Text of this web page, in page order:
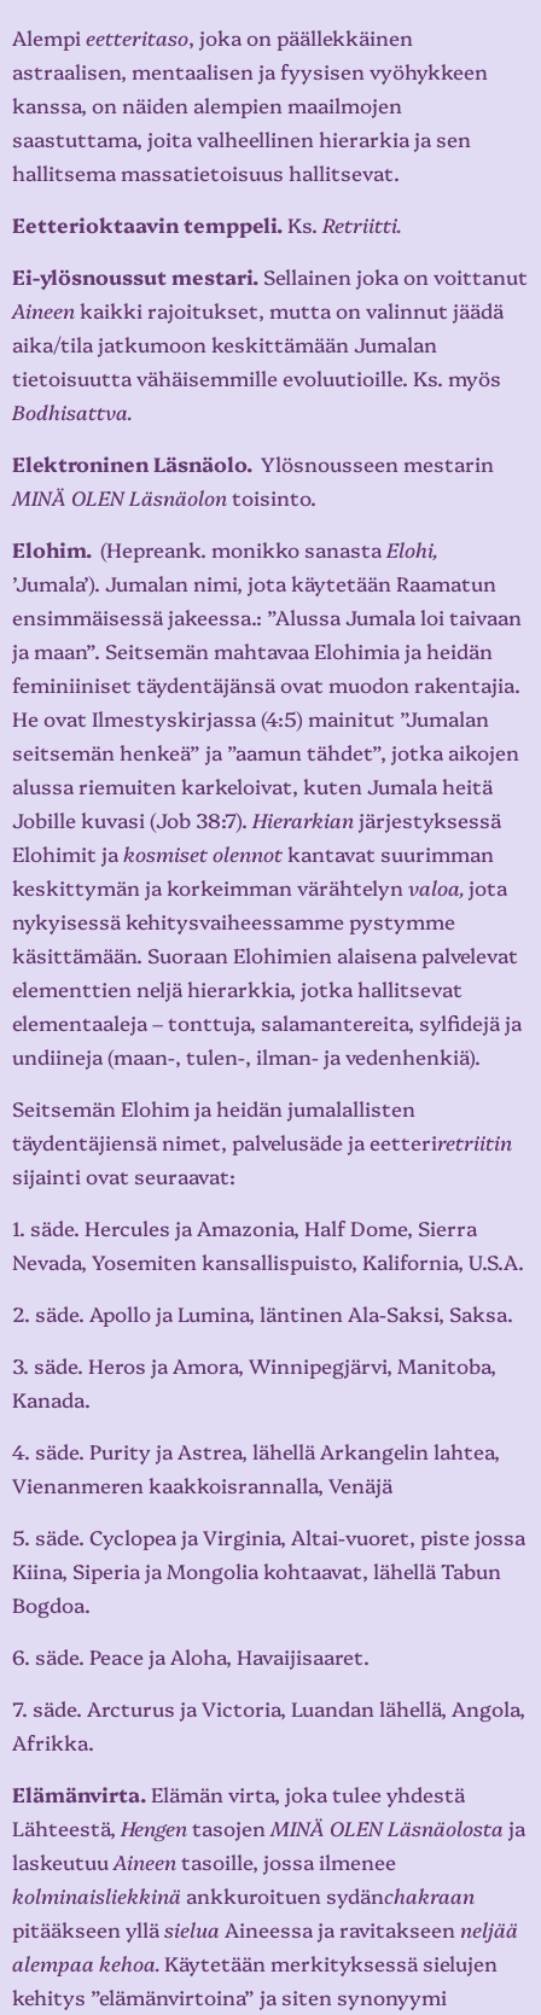
Alempi eetteritaso, joka on päällekkäinen
astraalisen, mentaalisen ja fyysisen vyöhykkeen
kanssa, on näiden alempien maailmojen
saastuttama, joita valheellinen hierarkia ja sen
hallitsema massatietoisuus hallitsevat.
Eetterioktaavin temppeli.Ks. Retriitti.
Ei-ylösnoussut mestari. Sellainen joka on voittanut
Aineenkaikki rajoitukset, mutta on valinnut jäädä
aika/tila jatkumoon keskittämään Jumalan
tietoisuutta vähäisemmille evoluutioille. Ks. myös
Bodhisattva.
Elektroninen Läsnäolo. Ylösnousseen mestarin
MINÄ OLEN Läsnäolontoisinto.
Elohim. (Hepreank. monikko sanasta Elohi,
’Jumala’). Jumalan nimi, jota käytetään Raamatun
ensimmäisessä jakeessa.: ”Alussa Jumala loi taivaan
ja maan”. Seitsemän mahtavaa Elohimia ja heidän
feminiiniset täydentäjänsä ovat muodon rakentajia.
He ovat Ilmestyskirjassa (4:5) mainitut ”Jumalan
seitsemän henkeä” ja ”aamun tähdet”, jotka aikojen
alussa riemuiten karkeloivat, kuten Jumala heitä
Jobille kuvasi (Job 38:7). Hierarkian järjestyksessä
Elohimit jakosmiset olennotkantavat suurimman
keskittymän ja korkeimman värähtelyn valoa, jota
nykyisessä kehitysvaiheessamme pystymme
käsittämään. Suoraan Elohimien alaisena palvelevat
elementtien neljä hierarkkia, jotka hallitsevat
elementaaleja – tonttuja, salamantereita, sylfidejä ja
undiineja (maan-, tulen-, ilman- ja vedenhenkiä).
Seitsemän Elohim ja heidän jumalallisten
täydentäjiensä nimet, palvelusäde ja eetteriretriitin
sijainti ovat seuraavat:
1. säde. Hercules ja Amazonia, Half Dome, Sierra
Nevada, Yosemiten kansallispuisto, Kalifornia, U.S.A.
2. säde. Apollo ja Lumina, läntinen Ala-Saksi, Saksa.
3. säde. Heros ja Amora, Winnipegjärvi, Manitoba,
Kanada.
4. säde. Purity ja Astrea, lähellä Arkangelin lahtea,
Vienanmeren kaakkoisrannalla, Venäjä
5. säde. Cyclopea ja Virginia, Altai-vuoret, piste jossa
Kiina, Siperia ja Mongolia kohtaavat, lähellä Tabun
Bogdoa.
6. säde. Peace ja Aloha, Havaijisaaret.
7. säde. Arcturus ja Victoria, Luandan lähellä, Angola,
Afrikka.
Elämänvirta.Elämän virta, joka tulee yhdestä
Lähteestä, Hengentasojen MINÄ OLEN Läsnäolosta ja
laskeutuuAineentasoille, jossa ilmenee
kolminaisliekkinä ankkuroituen sydänchakraan
pitääkseen ylläsielua Aineessa ja ravitakseen neljää
alempaa kehoa.Käytetään merkityksessä sielujen
kehitys ”elämänvirtoina” ja siten synonyymi